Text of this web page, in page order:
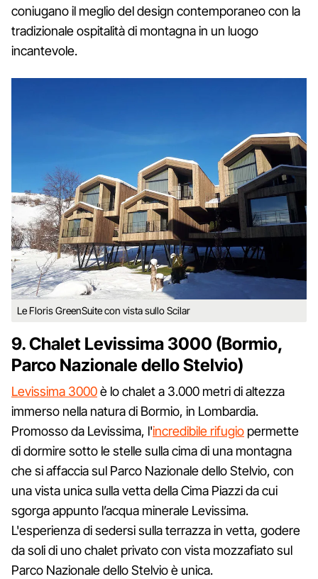
coniugano il meglio del design contemporaneo con la
tradizionale ospitalità di montagna in un luogo
incantevole.
Le Floris GreenSuite con vista sullo Scilar
9. Chalet Levissima 3000 (Bormio,
Parco Nazionale dello Stelvio)
Levissima 3000è lo chalet a 3.000 metri di altezza
immerso nella natura di Bormio, in Lombardia.
Promosso da Levissima, l'incredibile rifugio permette
di dormire sotto le stelle sulla cima di una montagna
che si affaccia sul Parco Nazionale dello Stelvio, con
una vista unica sulla vetta della Cima Piazzi da cui
sgorga appunto l’acqua minerale Levissima.
L'esperienza di sedersi sulla terrazza in vetta, godere
da soli di uno chalet privato con vista mozzafiato sul
Parco Nazionale dello Stelvio è unica.